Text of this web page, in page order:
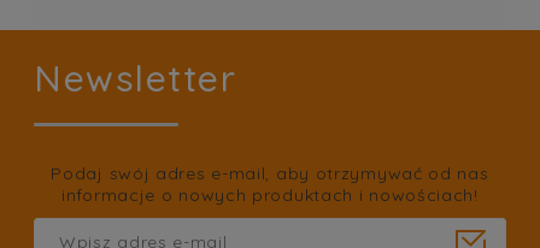
Newsletter
Podaj swój adres e-mail, aby otrzymywać od nas
informacje o nowych produktach i nowościach!